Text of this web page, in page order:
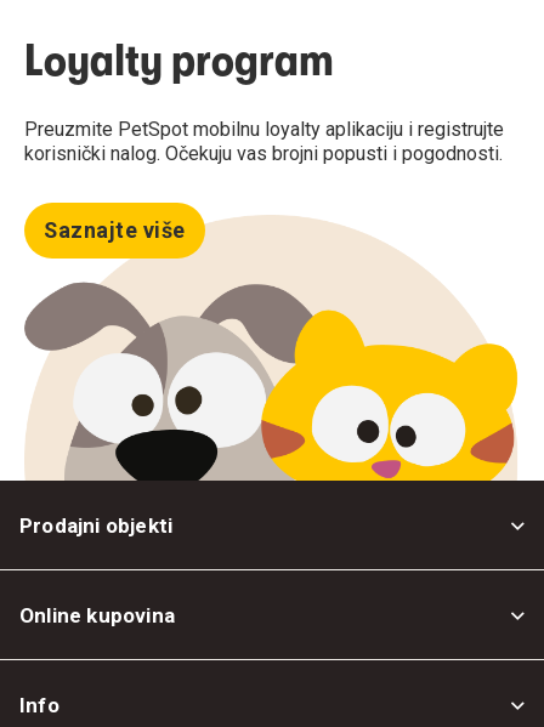
Loyalty program
Preuzmite PetSpot mobilnu loyalty aplikaciju i registrujte
korisnički nalog. Očekuju vas brojni popusti i pogodnosti.
Saznajte više
Prodajni objekti
Online kupovina
Info